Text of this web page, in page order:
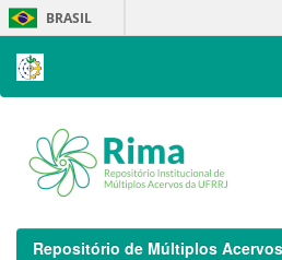
Skip
navigation
BRASIL
Repositório de Múltiplos